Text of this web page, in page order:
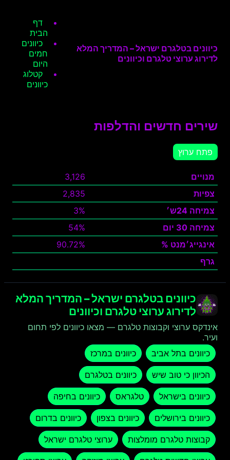
כיוונים בטלגרם ישראל – המדריך המלא
לדירוג ערוצי טלגרם וכיוונים
דף
הבית
כיוונים
חמים
היום
קטלוג
כיוונים
שירים חדשים והדלפות
פתח ערוץ
מנויים
3,126
צפיות
2,835
צמיחה 24ש׳
3%
צמיחה 30 יום
54%
אינגייג׳מנט %
90.72%
גרף
כיוונים בטלגרם ישראל – המדריך המלא
לדירוג ערוצי טלגרם וכיוונים
אינדקס ערוצי וקבוצות טלגרם — מצאו כיוונים לפי תחום
ועיר.
כיוונים בתל אביב
כיוונים במרכז
הכיוון כי טוב שיש כיוונים בטלגרם
כיוונים בישראל טלגראס כיוונים בחיפה
כיוונים בירושלים כיוונים בצפון כיוונים בדרום
קבוצות טלגרם מומלצות ערוצי טלגרם ישראל